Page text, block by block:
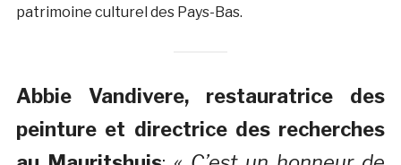
patrimoine culturel des Pays-Bas.
Abbie Vandivere, restauratrice des
peinture et directrice des recherches